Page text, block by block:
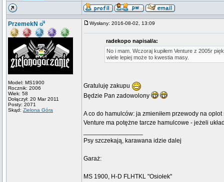
PrzemekN
Model: MS1900
Rocznik: 2006
Wiek: 58
Dołączył: 20 Mar 2011
Posty: 2071
Skąd: Zielona Góra
Wysłany: 2016-08-02, 13:09
radekopo napisał/a:
No i mam. Wczoraj kupiłem Venture z 2005r
wiele lepiej może to kwestia masy.
Gratuluję zakupu
Będzie Pan zadowolony
A co do hamulców: ja zmieniłem przewody na
Venture ma potężne tarcze hamulcowe - jeżeli
Psy szczekają, karawana idzie dalej
Garaż:
MS 1900, H-D FLHTKL "Osiołek"